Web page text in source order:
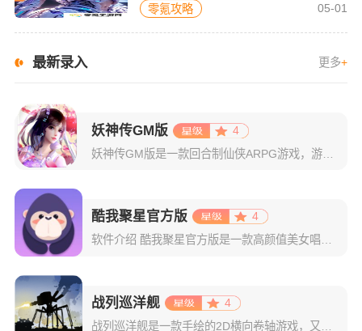
零氪攻略 05-01
最新录入 更多+
妖神传GM版
4
酷我聚星官方版
4
软件介绍 酷我聚星官方版是一款高颜值美女唱歌直播平台，有着多位声音优美的主播为你演唱多首热门歌曲，无论是画
战列巡洋舰
4
战列巡洋舰是一款手绘的2D横向卷轴游戏，又叫战巡大作战，Battlecruisers，背景设定在22世纪，当时地球被不断上升的海平面淹没，敌人争夺后退的土地，建造、制定战略、攻击和防御以征服你的军事敌